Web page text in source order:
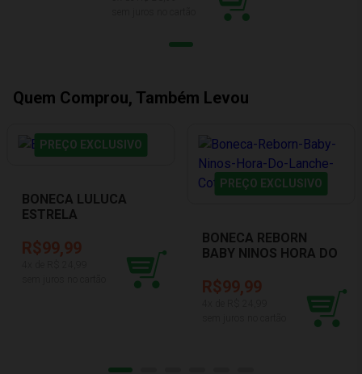
Quem Comprou, Também Levou
PREÇO EXCLUSIVO
BONECA LULUCA
ESTRELA
R$99,99
PREÇO EXCLUSIVO
BONECA REBORN
BABY NINOS HORA DO
2406
R$99,99